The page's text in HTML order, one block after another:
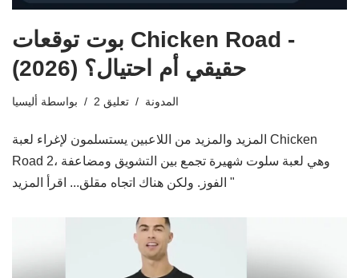
بوت توقعات Chicken Road -
حقيقي أم احتيال؟ (2026)
بواسطة أليسيا 2 تعليق المدونة
المزيد والمزيد من اللاعبين يستسلمون لإغراء لعبة Chicken
Road 2، وهي لعبة سلوت شهيرة تجمع بين التشويق ومضاعفة
الفوز. ولكن هناك اتجاه مقلق... اقرأ المزيد "